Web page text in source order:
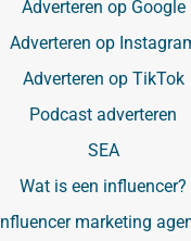
Adverteren op Google
Adverteren op
Adverteren op TikTok
Podcast adverteren
SEA
Wat is een influencer?
Influencer marketing